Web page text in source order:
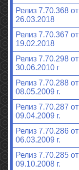
Релиз 7.70.368 от
26.03.2018
Релиз 7.70.367 от
19.02.2018
Релиз 7.70.298 от
30.06.2010 г
Релиз 7.70.288 от
08.05.2009 г.
Релиз 7.70.287 от
09.04.2009 г.
Релиз 7.70.286 от
06.03.2009 г.
Релиз 7.70.285 от
09.10.2008 г.